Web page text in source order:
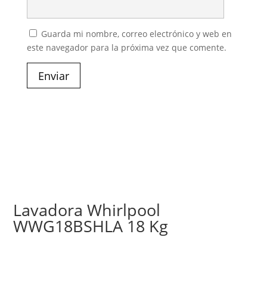
Guarda mi nombre, correo electrónico y web en
este navegador para la próxima vez que comente.
Enviar
Lavadora Whirlpool
WWG18BSHLA 18 Kg